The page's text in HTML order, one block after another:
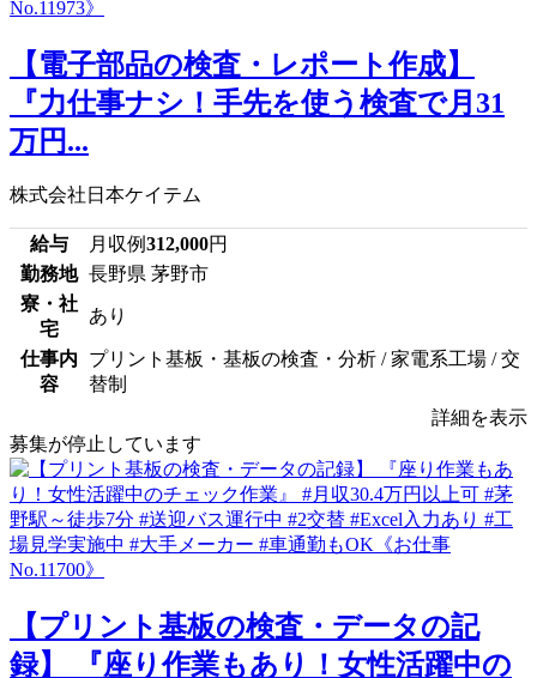
【電子部品の検査・レポート作成】
『力仕事ナシ！手先を使う検査で月31
万円...
株式会社日本ケイテム
給与 月収例312,000円
勤務地 長野県 茅野市
寮・社
宅
あり
仕事内
容
プリント基板・基板の検査・分析 / 家電系工場 / 交
替制
詳細を表示
募集が停止しています
【プリント基板の検査・データの記
録】 『座り作業もあり！女性活躍中の